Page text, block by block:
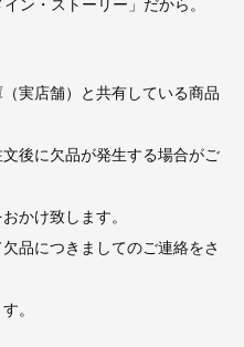
ン・ストーリー」だから。
実店舗）と共有している商品
後に欠品が発生する場合がご
かけ致します。
品につきましてのご連絡をさ
。